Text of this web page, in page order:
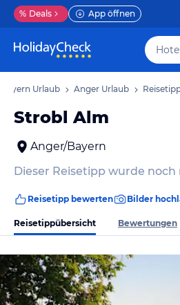
% Deals App öffnen
Bayern Urlaub Anger Urlaub
Strobl Alm
Anger/Bayern
Dieser Reisetipp wurde
Reisetipp bewerten Bilder
Reisetippübersicht Bewertungen